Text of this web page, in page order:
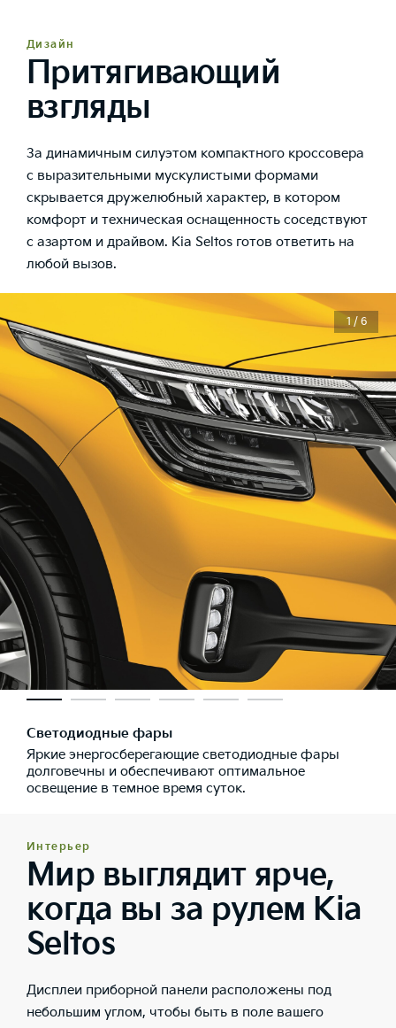
Дизайн
Притягивающий
взгляды
За динамичным силуэтом компактного кроссовера
с выразительными мускулистыми формами
скрывается дружелюбный характер, в котором
комфорт и техническая оснащенность соседствуют
с азартом и драйвом. Kia Seltos готов ответить на
любой вызов.
Светодиодные фары
Яркие энергосберегающие светодиодные фары
долговечны и обеспечивают оптимальное
освещение в темное время суток.
1 / 6
Интерьер
Мир выглядит ярче,
когда вы за рулем Kia
Seltos
Дисплеи приборной панели расположены под
небольшим углом, чтобы быть в поле вашего